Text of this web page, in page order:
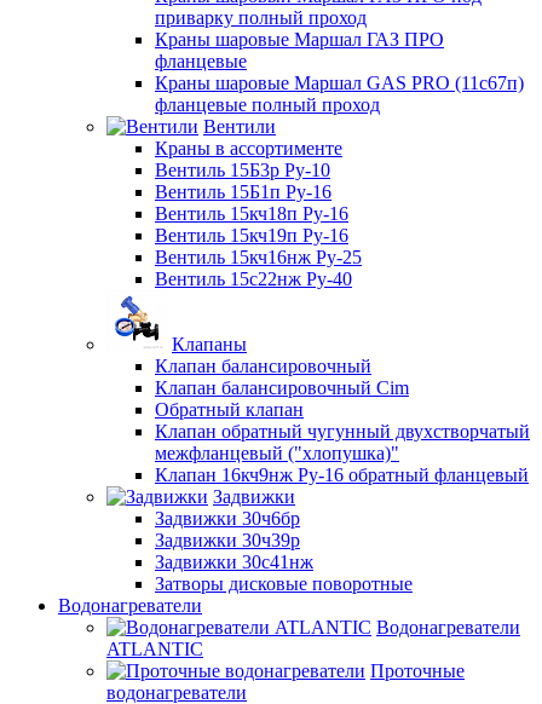
приварку полный проход
Краны шаровые Маршал ГАЗ ПРО
фланцевые
Краны шаровые Маршал GAS PRO (11с67п)
фланцевые полный проход
Вентили
Краны в ассортименте
Вентиль 15Б3р Ру-10
Вентиль 15Б1п Ру-16
Вентиль 15кч18п Ру-16
Вентиль 15кч19п Ру-16
Вентиль 15кч16нж Ру-25
Вентиль 15с22нж Ру-40
Клапаны
Клапан балансировочный
Клапан балансировочный Cim
Обратный клапан
Клапан обратный чугунный двухстворчатый
межфланцевый ("хлопушка)"
Клапан 16кч9нж Ру-16 обратный фланцевый
Задвижки
Задвижки 30ч6бр
Задвижки 30ч39р
Задвижки 30с41нж
Затворы дисковые поворотные
Водонагреватели
Водонагреватели
ATLANTIC
Проточные
водонагреватели